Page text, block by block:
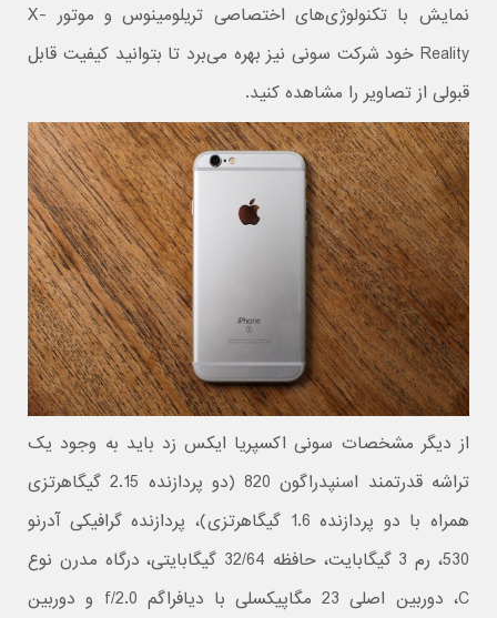
نمایش با تکنولوژی‌های اختصاصی تریلومینوس و موتور X-
Reality خود شرکت سونی نیز بهره می‌برد تا بتوانید کیفیت قابل
قبولی از تصاویر را مشاهده کنید.
از دیگر مشخصات سونی اکسپریا ایکس زد باید به وجود یک
تراشه قدرتمند اسنپدراگون 820 (دو پردازنده 2.15 گیگاهرتزی
همراه با دو پردازنده 1.6 گیگاهرتزی)، پردازنده گرافیکی آدرنو
530، رم 3 گیگابایت، حافظه 32/64 گیگابایتی، درگاه مدرن نوع
C، دوربین اصلی 23 مگاپیکسلی با دیافراگم f/2.0 و دوربین